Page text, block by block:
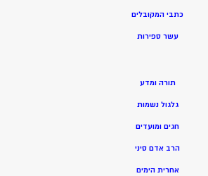
כתבי המקובלים
עשר ספירות
תורה ומדע
גלגול נשמות
חגים ומועדים
הרב אדם סיני
אחרית הימים